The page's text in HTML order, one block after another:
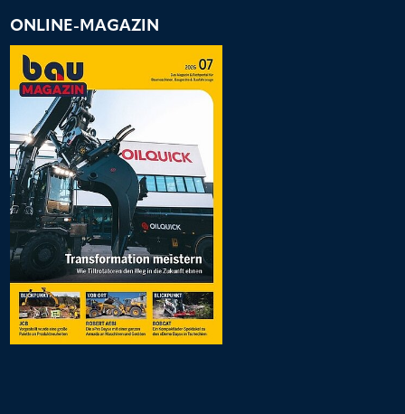
ONLINE-MAGAZIN